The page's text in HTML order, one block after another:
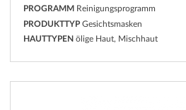
PROGRAMM Reinigungsprogramm
PRODUKTTYP Gesichtsmasken
HAUTTYPEN ölige Haut, Mischhaut